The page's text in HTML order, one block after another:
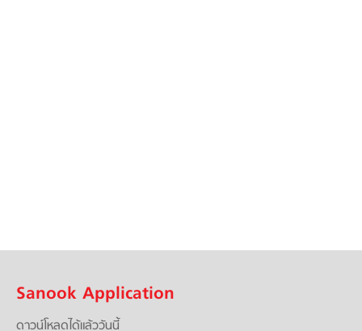
Sanook Application
ดาวน์โหลดได้แล้ววันนี้